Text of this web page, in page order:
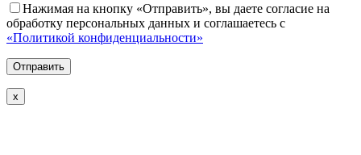
Нажимая на кнопку «Отправить», вы даете согласие на
обработку персональных данных и соглашаетесь с
«Политикой конфиденциальности»
х